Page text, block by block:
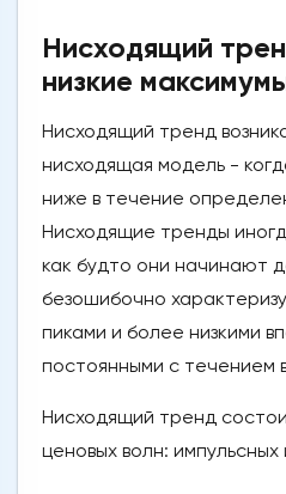
Нисходящий
низкие
Нисходящий тренд
нисходящая модель -
ниже в течение
Нисходящие тренды
как будто они начинают
безошибочно
пиками и более низкими
постоянными с течением
Нисходящий тренд
ценовых волн: